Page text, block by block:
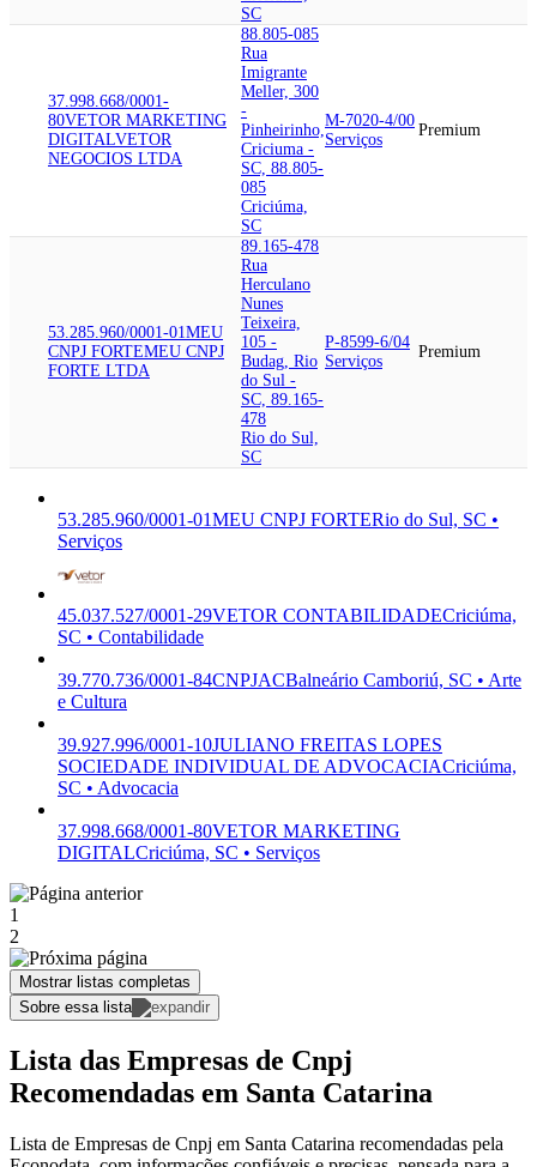
SC
37.998.668/0001-
80VETOR MARKETING
DIGITALVETOR
NEGOCIOS LTDA
88.805-085
Rua
Imigrante
Meller, 300
-
Pinheirinho,
Criciuma -
SC, 88.805-
085
Criciúma,
SC
M-7020-4/00
Serviços
Premium
53.285.960/0001-01MEU
CNPJ FORTEMEU CNPJ
FORTE LTDA
89.165-478
Rua
Herculano
Nunes
Teixeira,
105 -
Budag, Rio
do Sul -
SC, 89.165-
478
Rio do Sul,
SC
P-8599-6/04
Serviços
Premium
53.285.960/0001-01MEU CNPJ FORTERio do Sul, SC •
Serviços
45.037.527/0001-29VETOR CONTABILIDADECriciúma,
SC • Contabilidade
39.770.736/0001-84CNPJACBalneário Camboriú, SC • Arte
e Cultura
39.927.996/0001-10JULIANO FREITAS LOPES
SOCIEDADE INDIVIDUAL DE ADVOCACIACriciúma,
SC • Advocacia
37.998.668/0001-80VETOR MARKETING
DIGITALCriciúma, SC • Serviços
1
2
Mostrar listas completas
Sobre essa lista
Lista das Empresas de Cnpj
Recomendadas em Santa Catarina
Lista de Empresas de Cnpj em Santa Catarina recomendadas pela